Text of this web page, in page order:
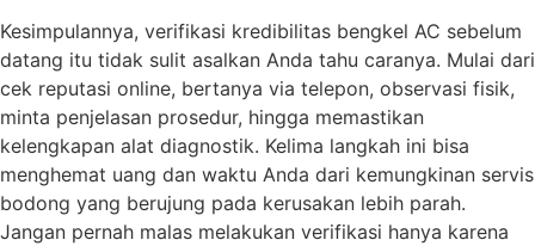
Kesimpulannya, verifikasi kredibilitas bengkel AC sebelum
datang itu tidak sulit asalkan Anda tahu caranya. Mulai dari
cek reputasi online, bertanya via telepon, observasi fisik,
minta penjelasan prosedur, hingga memastikan
kelengkapan alat diagnostik. Kelima langkah ini bisa
menghemat uang dan waktu Anda dari kemungkinan servis
bodong yang berujung pada kerusakan lebih parah.
Jangan pernah malas melakukan verifikasi hanya karena